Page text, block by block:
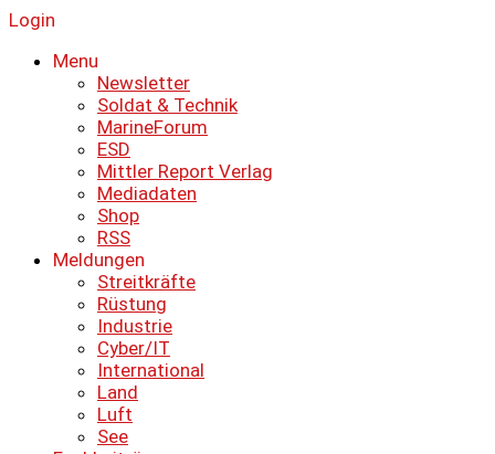
Login
Menu
Newsletter
Soldat & Technik
MarineForum
ESD
Mittler Report Verlag
Mediadaten
Shop
RSS
Meldungen
Streitkräfte
Rüstung
Industrie
Cyber/IT
International
Land
Luft
See